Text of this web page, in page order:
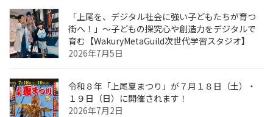
「上尾を、デジタル社会に強い子どもたちが育つ
街へ！」〜子どもの探究心や創造力をデジタルで
育む【WakuryMetaGuild次世代学習スタジオ】
2026年7月5日
令和８年「上尾夏まつり」が７月１８日（土）・
１９日（日）に開催されます！
2026年7月2日